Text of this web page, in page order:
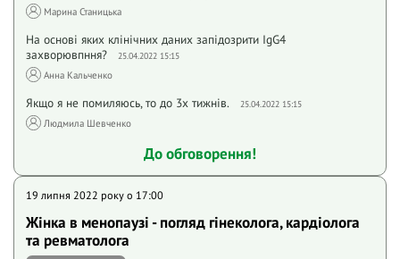
Марина Станицька
На основі яких клінічних даних запідозрити ІgG4
захворювпння?
25.04.2022 15:15
Анна Кальченко
Якщо я не помиляюсь, то до 3х тижнів. 25.04.2022 15:15
Людмила Шевченко
До обговорення!
19 липня 2022 року o 17:00
Жінка в менопаузі - погляд гінеколога, кардіолога
та ревматолога